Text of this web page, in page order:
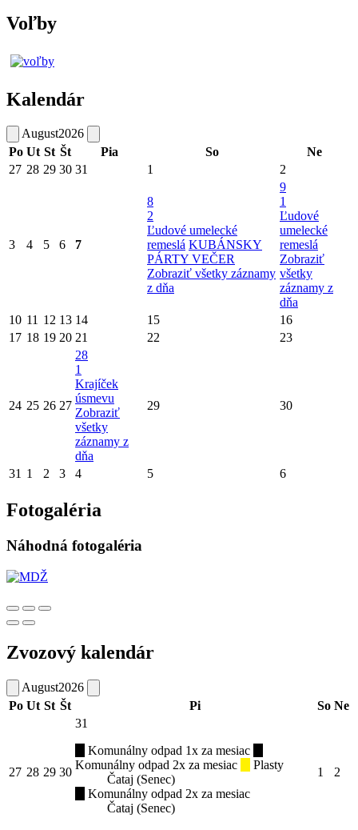
Voľby
Kalendár
August2026
Po Ut St Št Pia So
Ne
27 28 29 30 31 1 2
3 4 5 6 7
8
2
Ľudové umelecké
remeslá KUBÁNSKY
PÁRTY VEČER
Zobraziť všetky záznamy
z dňa
9
1
Ľudové
umelecké
remeslá
Zobraziť
všetky
záznamy z
dňa
10 11 12 13 14 15
16
17 18 19 20 21 22 23
24 25 26 27
28
1
Krajíček
úsmevu
Zobraziť
všetky
záznamy z
dňa
29 30
31 1 2 3 4 5 6
Fotogaléria
Náhodná fotogaléria
Zvozový kalendár
August2026
Po Ut St Št Pi So Ne
27 28 29 30
31
Komunálny odpad 1x za mesiac
Komunálny odpad 2x za mesiac
Plasty
Čataj (Senec)
Komunálny odpad 2x za mesiac
Čataj (Senec)
1 2